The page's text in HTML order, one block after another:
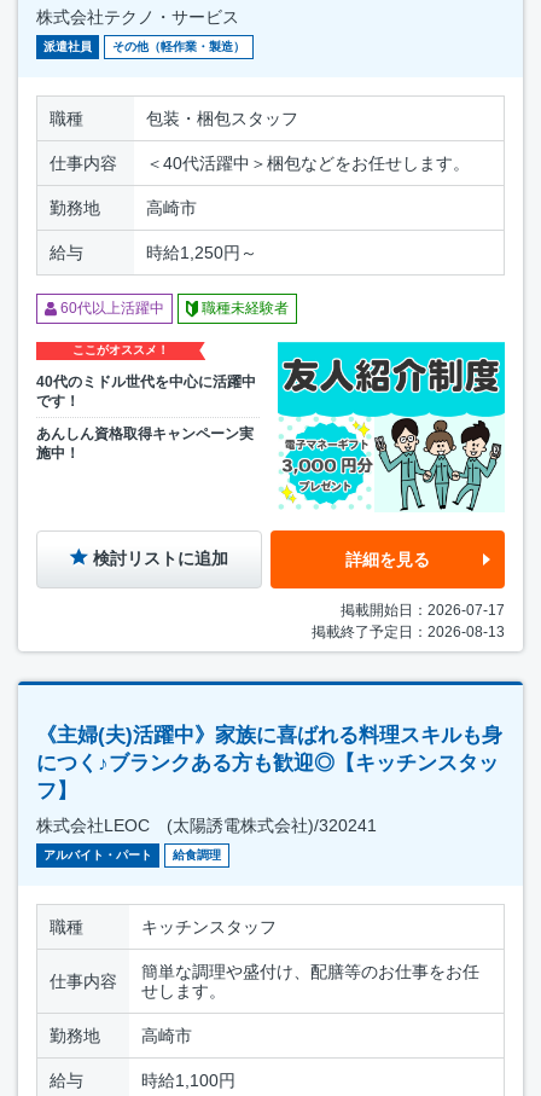
株式会社テクノ・サービス
派遣社員 その他（軽作業・製造）
職種 包装・梱包スタッフ
仕事内容 ＜40代活躍中＞梱包などをお任せします。
勤務地 高崎市
給与 時給1,250円～
60代以上活躍中 職種未経験者
ここがオススメ！
40代のミドル世代を中心に活躍中
です！
あんしん資格取得キャンペーン実
施中！
検討リストに追加 詳細を見る
掲載開始日：2026-07-17
掲載終了予定日：2026-08-13
《主婦(夫)活躍中》家族に喜ばれる料理スキルも身
につく♪ブランクある方も歓迎◎【キッチンスタッ
フ】
株式会社LEOC (太陽誘電株式会社)/320241
アルバイト・パート 給食調理
職種 キッチンスタッフ
仕事内容
簡単な調理や盛付け、配膳等のお仕事をお任
せします。
勤務地 高崎市
給与 時給1,100円